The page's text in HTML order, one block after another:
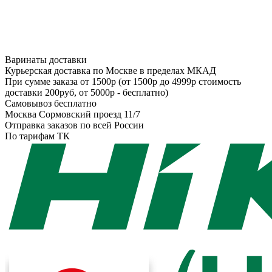
Варинаты доставки
Курьерская доставка по Москве в пределах МКАД
При сумме заказа от 1500р (от 1500р до 4999р стоимость
доставки 200руб, от 5000р - бесплатно)
Самовывоз бесплатно
Москва Сормовский проезд 11/7
Отправка заказов по всей России
По тарифам ТК